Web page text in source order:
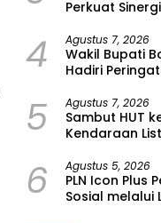
Perkuat
Rencana
Watudodol/
4 Agustus 7, 2026
Wakil Bupati
Hadiri
5 Agustus 7, 2026
Sambut HUT
Kendaraan
Charging
I 2026
6 Agustus 5, 2026
PLN Icon Plus
Sosial melalui